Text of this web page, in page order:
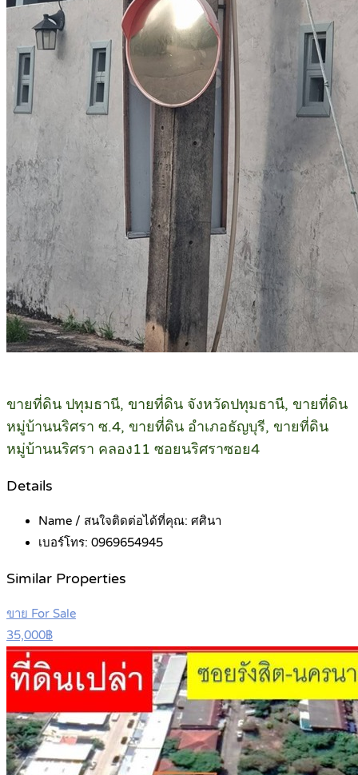
ขายที่ดิน ปทุมธานี, ขายที่ดิน จังหวัดปทุมธานี, ขายที่ดิน
หมู่บ้านนริศรา ซ.4, ขายที่ดิน อำเภอธัญบุรี, ขายที่ดิน
หมู่บ้านนริศรา คลอง11 ซอยนริศราซอย4
Details
Name / สนใจติดต่อได้ที่คุณ: ศศินา
เบอร์โทร: 0969654945
Similar Properties
ขาย For Sale
35,000฿